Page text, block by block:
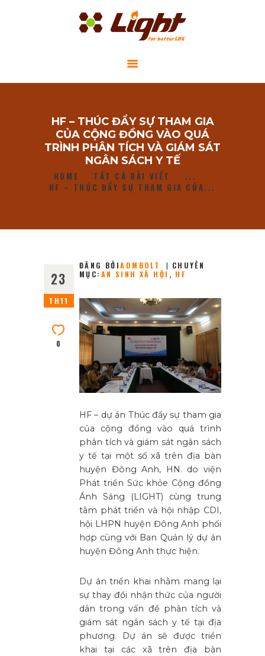
HF – THÚC ĐẨY SỰ THAM GIA
CỦA CỘNG ĐỒNG VÀO QUÁ
TRÌNH PHÂN TÍCH VÀ GIÁM SÁT
NGÂN SÁCH Y TẾ
HOME TẤT CẢ BÀI VIẾT
...
HF – THÚC ĐẨY SỰ THAM GIA CỦA...
DỰ ÁN CỘNG ĐỒNG
TIN TỨC
LIÊN HỆ
23
TH11
0
ĐĂNG BỞIADMBOLT
CHUYÊN
MỤC: AN SINH XÃ HỘI , HF
HF – dự án Thúc đẩy sự tham gia
của cộng đồng vào quá trình
phân tích và giám sát ngân sách
y tế tại một số xã trên địa bàn
huyện Đông Anh, HN. do viện
Phát triển Sức khỏe Cộng đồng
Ánh Sáng (LIGHT) cùng trung
tâm phát triển và hội nhập CDI,
hội LHPN huyện Đông Anh phối
hợp cùng với Ban Quản lý dự án
huyện Đông Anh thực hiện.
Dự án triển khai nhằm mang lại
sự thay đổi nhận thức của người
dân trong vấn đề phân tích và
giám sát ngân sách y tế tại địa
phương. Dự án sẽ được triển
khai tại các xã trên địa bàn